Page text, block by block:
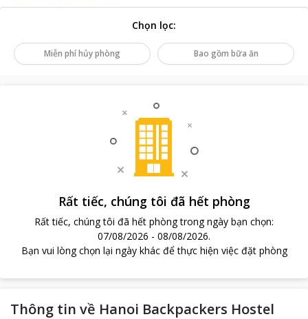
Chọn lọc:
Miễn phí hủy phòng Bao gồm bữa ăn
Rất tiếc, chúng tôi đã hết phòng
Rất tiếc, chúng tôi đã hết phòng trong ngày bạn chọn:
07/08/2026 - 08/08/2026.
Bạn vui lòng chọn lại ngày khác để thực hiện việc đặt phòng
Thông tin về Hanoi Backpackers Hostel